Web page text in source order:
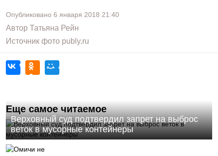
Опубликовано 6 января 2018 21:40
Автор Татьяна Рейн
Источник фото publy.ru
Еще самое читаемое
Верховный суд подтвердил запрет на выброс
веток в мусорные контейнеры